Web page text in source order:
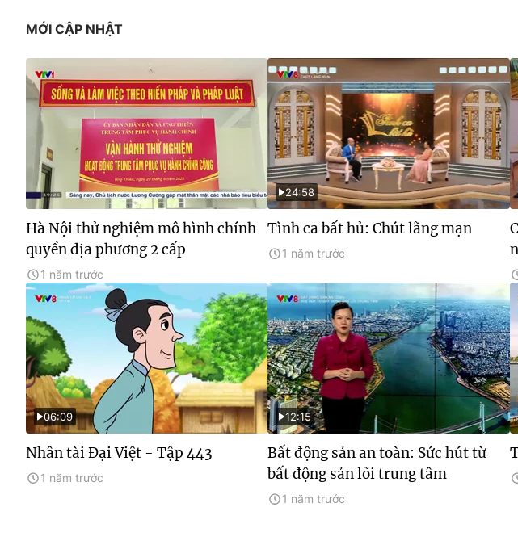
MỚI CẬP NHẬT
Hà Nội thử nghiệm mô hình chính
quyền địa phương 2 cấp
1 năm trước
24:58
Tình ca bất hủ: Chút lãng mạn
1 năm trước
06:09
Nhân tài Đại Việt - Tập 443
1 năm trước
12:15
Bất động sản an toàn: Sức hút từ
bất động sản lõi trung tâm
1 năm trước